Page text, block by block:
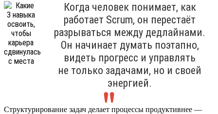
Когда человек понимает, как
работает Scrum, он перестаёт
разрываться между дедлайнами.
Он начинает думать поэтапно,
видеть прогресс и управлять
не только задачами, но и своей
энергией.
Структурирование задач делает процессы продуктивнее —